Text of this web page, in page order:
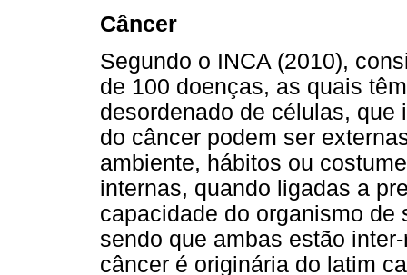
Câncer
Segundo o INCA (2010),
de 100 doenças, as quais
desordenado de células,
do câncer podem ser
ambiente, hábitos ou
internas, quando ligadas a
capacidade do organismo de
sendo que ambas estão
câncer é originária do latim